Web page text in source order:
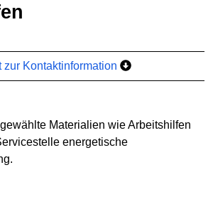
zur Kontaktinformation
Materialien wie Arbeitshilfen
energetische